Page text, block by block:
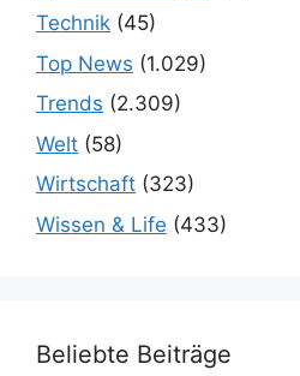
Technik (45)
Top News (1.029)
Trends (2.309)
Welt (58)
Wirtschaft (323)
Wissen & Life (433)
Beliebte Beiträge